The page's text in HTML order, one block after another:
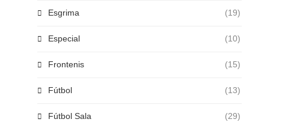
Esgrima (19)
Especial (10)
Frontenis (15)
Fútbol (13)
Fútbol Sala (29)